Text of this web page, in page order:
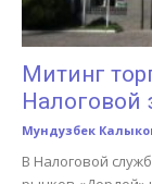
Митинг
Налоговой
Мундузбек
В Налоговой